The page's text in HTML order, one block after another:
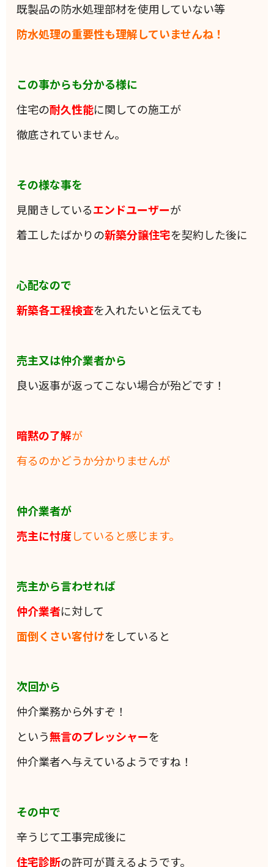
既製品の防水処理部材を使用していない等
防水処理の重要性も理解していませんね！
この事からも分かる様に
住宅の耐久性能に関しての施工が
徹底されていません。
その様な事を
見聞きしているエンドユーザーが
着工したばかりの新築分譲住宅を契約した後に
心配なので
新築各工程検査を入れたいと伝えても
売主又は仲介業者から
良い返事が返ってこない場合が殆どです！
暗黙の了解が
有るのかどうか分かりませんが
仲介業者が
売主に忖度していると感じます。
売主から言わせれば
仲介業者に対して
面倒くさい客付けをしていると
次回から
仲介業務から外すぞ！
という無言のプレッシャーを
仲介業者へ与えているようですね！
その中で
辛うじて工事完成後に
住宅診断の許可が貰えるようです。